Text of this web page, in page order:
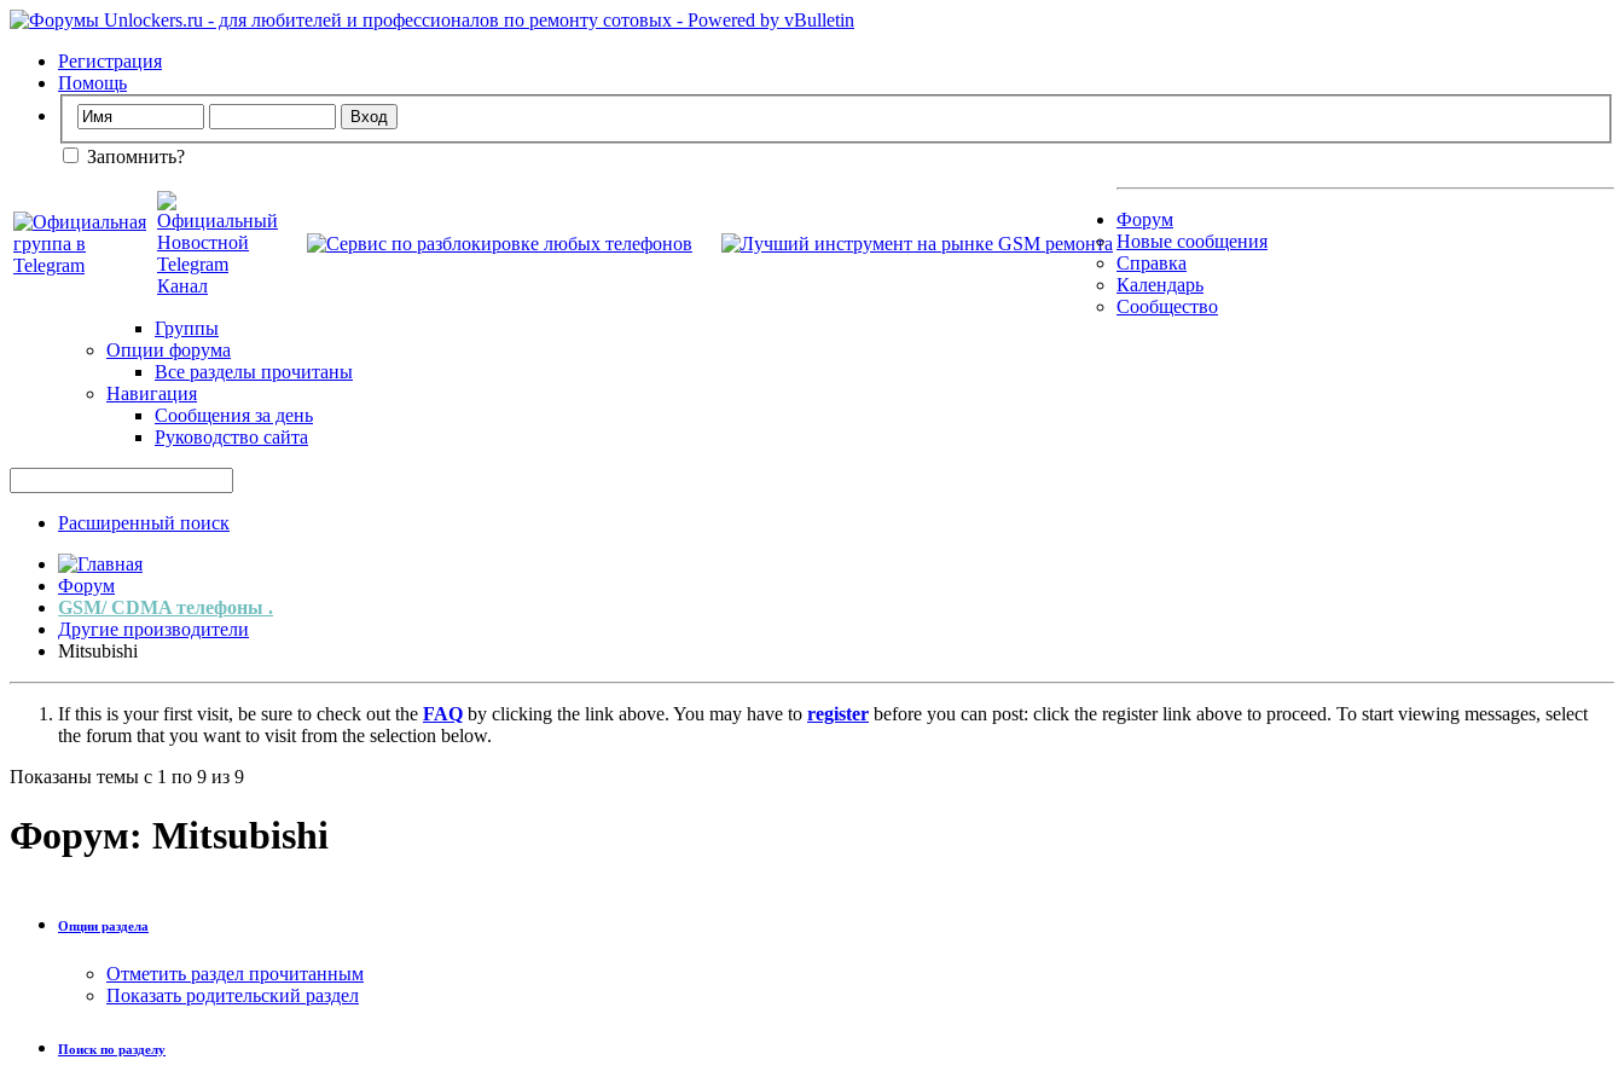
Регистрация
Помощь
Запомнить?
Форум
Новые сообщения
Справка
Календарь
Сообщество
Группы
Опции форума
Все разделы прочитаны
Навигация
Сообщения за день
Руководство сайта
Расширенный поиск
Форум
GSM/ CDMA телефоны .
Другие производители
Mitsubishi
If this is your first visit, be sure to check out the FAQ by clicking the link above. You may have to register before you can post: click the register link above to proceed. To start viewing messages, select
the forum that you want to visit from the selection below.
Показаны темы с 1 по 9 из 9
Форум: Mitsubishi
Опции раздела
Отметить раздел прочитанным
Показать родительский раздел
Поиск по разделу